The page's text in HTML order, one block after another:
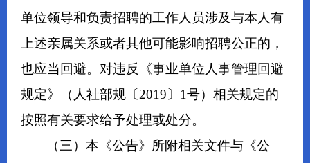
单位领导和负责招聘的工作人员涉及与本人有
上述亲属关系或者其他可能影响招聘公正的，
也应当回避。对违反《事业单位人事管理回避
规定》（人社部规〔2019〕1号）相关规定的
按照有关要求给予处理或处分。
（三）本《公告》所附相关文件与《公